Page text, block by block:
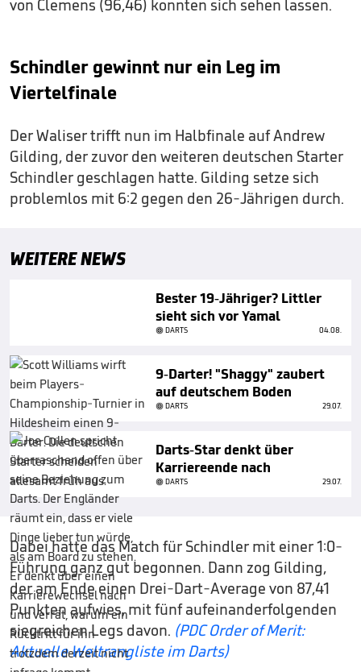
von Clemens (96,46) konnten sich sehen lassen.
Schindler gewinnt nur ein Leg im
Viertelfinale
Der Waliser trifft nun im Halbfinale auf Andrew
Gilding, der zuvor den weiteren deutschen Starter
Schindler geschlagen hatte. Gilding setze sich
problemlos mit 6:2 gegen den 26-Jährigen durch.
WEITERE NEWS
Bester 19-Jähriger? Littler
sieht sich vor Yamal
DARTS 04.08.
9-Darter! "Shaggy" zaubert
auf deutschem Boden
DARTS 29.07.
Darts-Star denkt über
Karriereende nach
DARTS 29.07.
Dabei hatte das Match für Schindler mit einer 1:0-
Führung ganz gut begonnen. Dann zog Gilding,
der am Ende einen Drei-Dart-Average von 87,41
Punkten aufwies, mit fünf aufeinanderfolgenden
siegreichen Legs davon. (PDC Order of Merit:
Aktuelle Weltrangliste im Darts)